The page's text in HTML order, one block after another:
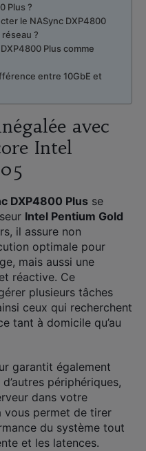
Plus ?
le NASync DXP4800
?
Plus comme
entre 10GbE et
avec
Intel
DXP4800 Plus se
Intel Pentium Gold
il assure non
optimale pour
mais aussi une
réactive. Ce
plusieurs tâches
ceux qui recherchent
tant à domicile qu’au
garantit également
périphériques,
dans votre
vous permet de tirer
du système tout
et les latences.